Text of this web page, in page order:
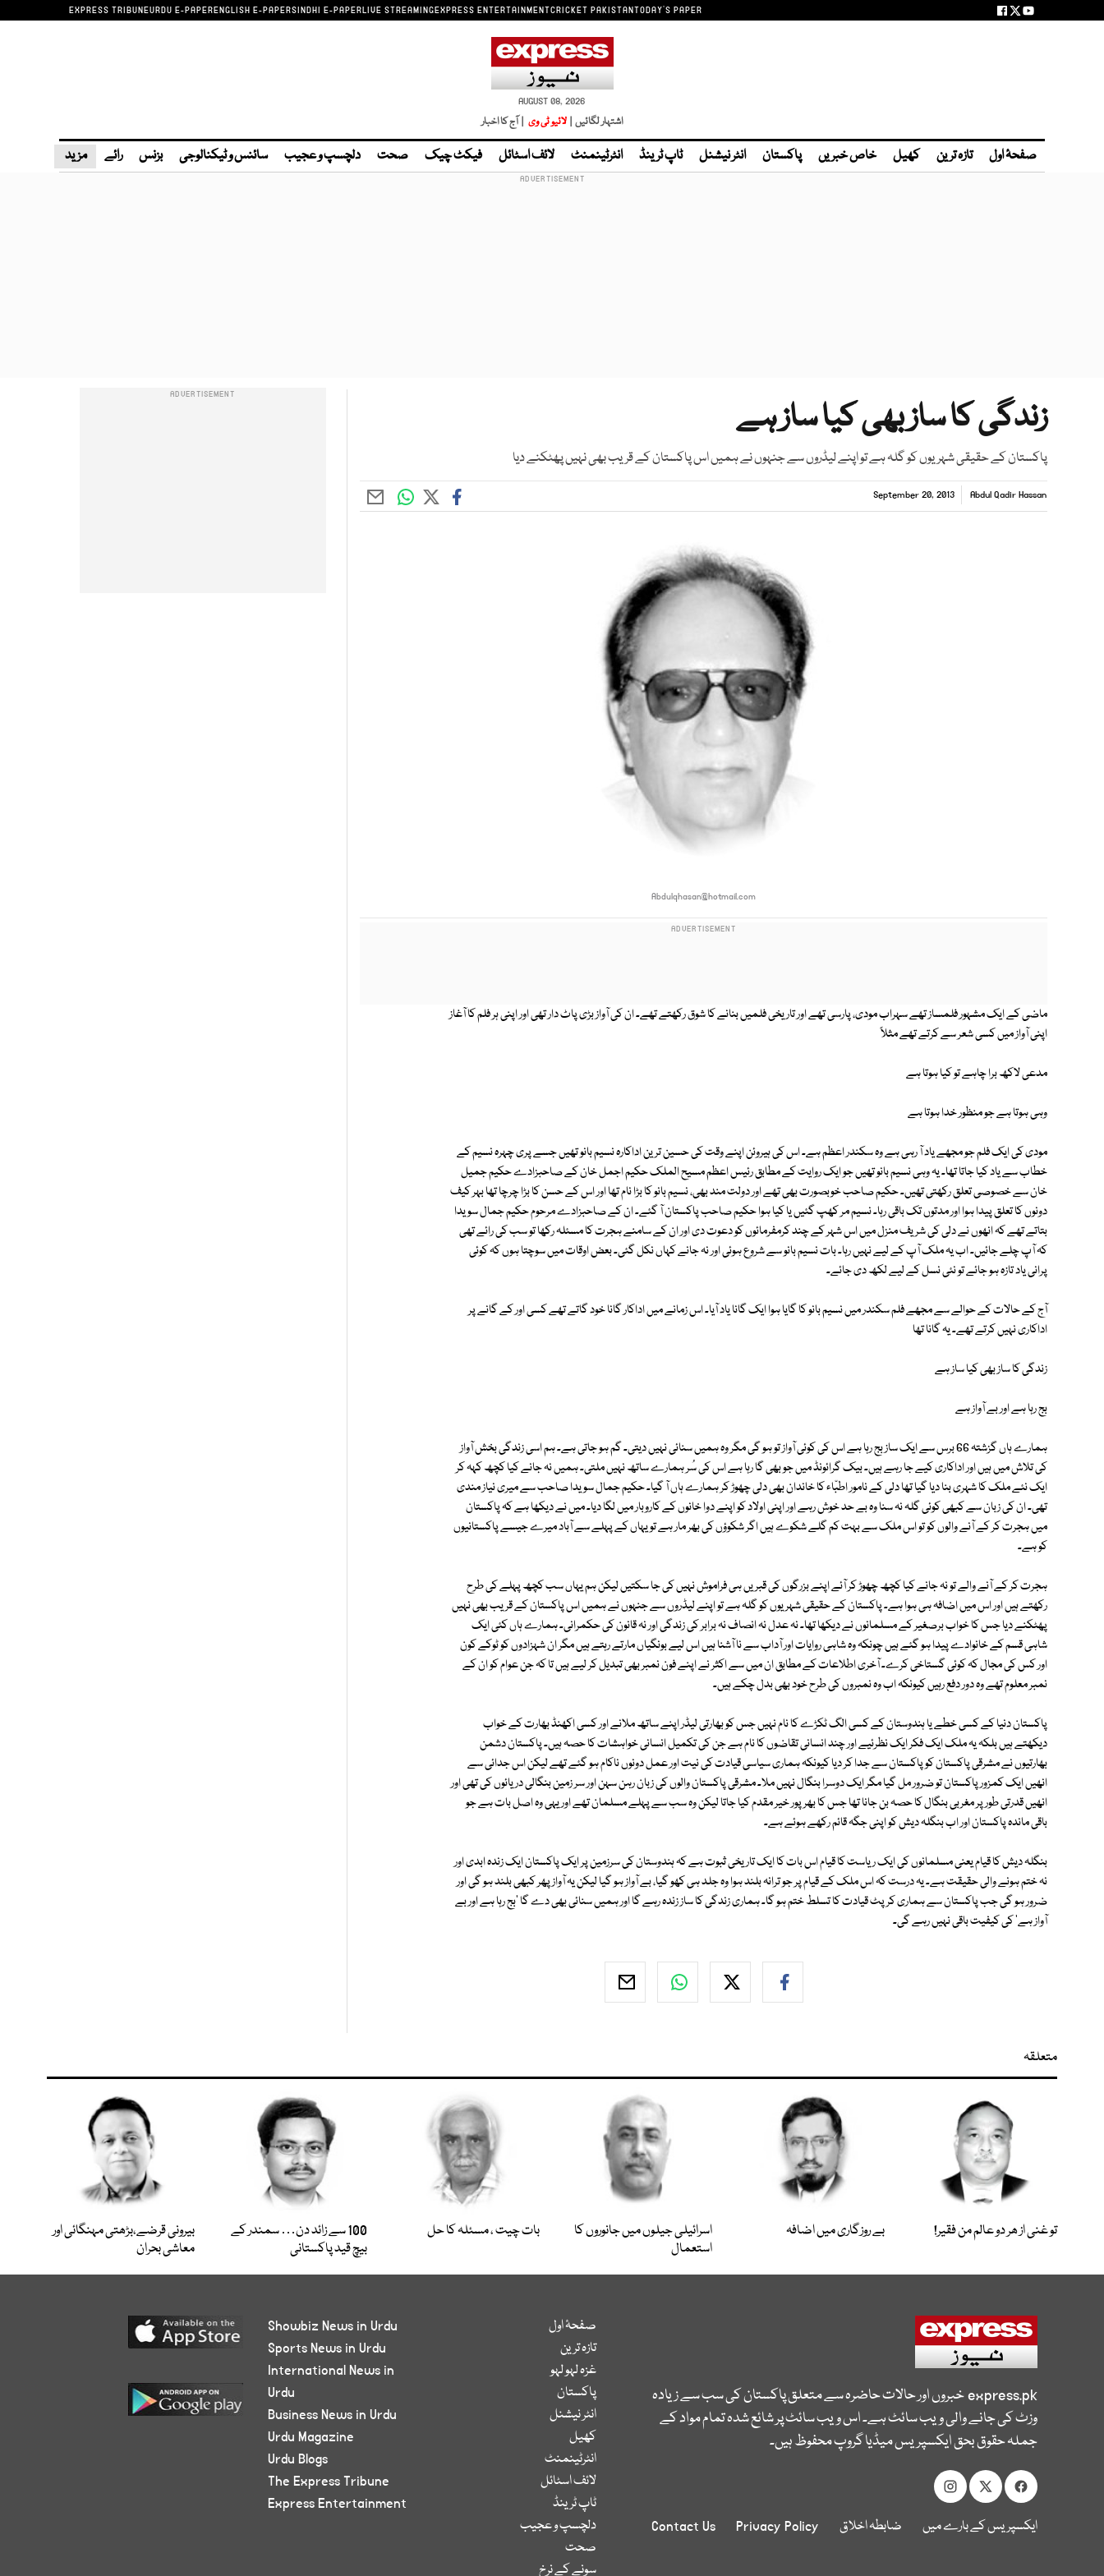
EXPRESS TRIBUNEURDU E-PAPERENGLISH E-PAPERSINDHI E-PAPERLIVE STREAMINGEXPRESS ENTERTAINMENTCRICKET PAKISTANTODAY'S PAPER
AUGUST 08, 2026
اشتہار لگائیں | لائیو ٹی وی | آج کا اخبار
صفحۂ اول تازہ ترین کھیل خاص خبریں پاکستان انٹر نیشنل ٹاپ ٹرینڈ انٹرٹینمنٹ لائف اسٹائل فیکٹ چیک صحت دلچسپ و عجیب سائنس و ٹیکنالوجی بزنس رائے مزید
زندگی کا ساز بھی کیا ساز ہے
پاکستان کے حقیقی شہریوں کو گلہ ہے تو اپنے لیڈروں سے جنہوں نے ہمیں اس پاکستان کے قریب بھی نہیں پھٹکنے دیا
Abdul Qadir Hassan
September 20, 2013
Abdulqhasan@hotmail.com
ماضی کے ایک مشہور فلمساز تھے سہراب مودی، پارسی تھے اور تاریخی فلمیں بنانے کا شوق رکھتے تھے۔ ان کی آواز بڑی پاٹ دار تھی اور اپنی ہر فلم کا آغاز
اپنی آواز میں کسی شعر سے کرتے تھے مثلاً
مدعی لاکھ برا چاہے تو کیا ہوتا ہے
وہی ہوتا ہے جو منظور خدا ہوتا ہے
مودی کی ایک فلم جو مجھے یاد آ رہی ہے وہ سکندر اعظم ہے۔ اس کی ہیروئن اپنے وقت کی حسین ترین اداکارہ نسیم بانو تھیں جسے پری چہرہ نسیم کے
خطاب سے یاد کیا جاتا تھا۔ یہ وہی نسیم بانو تھیں جو ایک روایت کے مطابق رئیس اعظم مسیح الملک حکیم اجمل خان کے صاحبزادے حکیم جمیل
خان سے خصوصی تعلق رکھتی تھیں۔ حکیم صاحب خوبصورت بھی تھے اور دولت مند بھی، نسیم بانو کا بڑا نام تھا اور اس کے حسن کا بڑا چرچا تھا بہر کیف
دونوں کا تعلق پیدا ہوا اور مدتوں تک باقی رہا۔ نسیم مر کھپ گئیں یا کیا ہوا حکیم صاحب پاکستان آ گئے۔ ان کے صاحبزادے مرحوم حکیم جمال سویدا
بتاتے تھے کہ انھوں نے دلی کی شریف منزل میں اس شہر کے چند کرمفرمائوں کو دعوت دی اور ان کے سامنے ہجرت کا مسئلہ رکھا تو سب کی رائے تھی
کہ آپ چلے جائیں۔ اب یہ ملک آپ کے لیے نہیں رہا۔ بات نسیم بانو سے شروع ہوئی اور نہ جانے کہاں نکل گئی۔ بعض اوقات میں سوچتا ہوں کہ کوئی
پرانی یاد تازہ ہو جائے تو نئی نسل کے لیے لکھ دی جائے۔
آج کے حالات کے حوالے سے مجھے فلم سکندر میں نسیم بانو کا گایا ہوا ایک گانا یاد آیا۔ اس زمانے میں اداکار گانا خود گاتے تھے کسی اور کے گانے پر
اداکاری نہیں کرتے تھے۔ یہ گانا تھا
زندگی کا ساز بھی کیا ساز ہے
بج رہا ہے اور بے آواز ہے
ہمارے ہاں گزشتہ 66 برس سے ایک ساز بج رہا ہے اس کی کوئی آواز تو ہو گی مگر وہ ہمیں سنائی نہیں دیتی۔ گم ہو جاتی ہے۔ ہم اسی زندگی بخش آواز
کی تلاش میں ہیں اور اداکاری کیے جا رہے ہیں۔ بیک گرائونڈ میں جو بھی گا رہا ہے اس کی سُر ہمارے ساتھ نہیں ملتی۔ ہمیں نہ جانے کیا کچھ کہہ کر
ایک نئے ملک کا شہری بنا دیا گیا تھا دلی کے نامور اطبّاء کا خاندان بھی دلی چھوڑ کر ہمارے ہاں آ گیا۔ حکیم جمال سویدا صاحب سے میری نیاز مندی
تھی۔ ان کی زبان سے کبھی کوئی گلہ نہ سنا وہ بے حد خوش رہے اور اپنی اولاد کو اپنے دوا خانوں کے کاروبار میں لگا دیا۔ میں نے دیکھا ہے کہ پاکستان
میں ہجرت کر کے آنے والوں کو تو اس ملک سے بہت کم گلے شکوے ہیں اگر شکوؤں کی بھر مار ہے تو یہاں کے پہلے سے آباد میرے جیسے پاکستانیوں
کو ہے۔
ہجرت کر کے آنے والے تو نہ جانے کیا کچھ چھوڑ کر آئے اپنے بزرگوں کی قبریں ہی فراموش نہیں کی جا سکتیں لیکن ہم یہاں سب کچھ پہلے کی طرح
رکھتے ہیں اور اس میں اضافہ ہی ہوا ہے۔ پاکستان کے حقیقی شہریوں کو گلہ ہے تو اپنے لیڈروں سے جنہوں نے ہمیں اس پاکستان کے قریب بھی نہیں
پھٹکنے دیا جس کا خواب برصغیر کے مسلمانوں نے دیکھا تھا۔ نہ عدل نہ انصاف نہ برابر کی زندگی اور نہ قانون کی حکمرانی۔ ہمارے ہاں کئی ایک
شاہی قسم کے خانوادے پیدا ہو گئے ہیں چونکہ وہ شاہی روایات اور آداب سے نا آشنا ہیں اس لیے بونگیاں مارتے رہتے ہیں مگر ان شہزادوں کو ٹوکے کون
اور کس کی مجال کہ کوئی گستاخی کرے۔ آخری اطلاعات کے مطابق ان میں سے اکثر نے اپنے فون نمبر بھی تبدیل کر لیے ہیں تا کہ جن عوام کو ان کے
نمبر معلوم تھے وہ دور دفع رہیں کیونکہ اب وہ نمبروں کی طرح خود بھی بدل چکے ہیں۔
پاکستان دنیا کے کسی خطے یا ہندوستان کے کسی الگ ٹکڑے کا نام نہیں جس کو بھارتی لیڈر اپنے ساتھ ملانے اور کسی اکھنڈ بھارت کے خواب
دیکھتے ہیں بلکہ یہ ملک ایک فکر ایک نظرئیے اور چند انسانی تقاضوں کا نام ہے جن کی تکمیل انسانی خواہشات کا حصہ ہیں۔ پاکستان دشمن
بھارتیوں نے مشرقی پاکستان کو پاکستان سے جدا کر دیا کیونکہ ہماری سیاسی قیادت کی نیت اور عمل دونوں ناکام ہو گئے تھے لیکن اس جدائی سے
انھیں ایک کمزور پاکستان تو ضرور مل گیا مگر ایک دوسرا بنگال نہیں ملا۔ مشرقی پاکستان والوں کی زبان رہن سہن اور سر زمین بنگالی دریائوں کی تھی اور
انھیں قدرتی طور پر مغربی بنگال کا حصہ بن جانا تھا جس کا بھرپور خیر مقدم کیا جاتا لیکن وہ سب سے پہلے مسلمان تھے اور یہی وہ اصل بات ہے جو
باقی ماندہ پاکستان اور اب بنگلہ دیش کو اپنی جگہ قائم رکھے ہوئے ہے۔
بنگلہ دیش کا قیام یعنی مسلمانوں کی ایک ریاست کا قیام اس بات کا ایک تاریخی ثبوت ہے کہ ہندوستان کی سرزمین پر ایک پاکستان ایک زندہ ابدی اور
نہ ختم ہونے والی حقیقت ہے۔ یہ درست کہ اس ملک کے قیام پر جو ترانہ بلند ہوا وہ جلد ہی کھو گیا، بے آواز ہو گیا لیکن یہ آواز پھر کبھی بلند ہو گی اور
ضرور ہو گی جب پاکستان سے ہماری کرپٹ قیادت کا تسلط ختم ہو گا۔ ہماری زندگی کا ساز زندہ رہے گا اور ہمیں سنائی بھی دے گا 'بج رہا ہے اور بے
آواز ہے' کی کیفیت باقی نہیں رہے گی۔
متعلقہ
تو غنی از ھر دو عالم من فقیر! بے روزگاری میں اضافہ
اسرائیلی جیلوں میں جانوروں کا
استعمال
بات چیت ، مسئلہ کا حل
100 سے زائد دن… سمندر کے
بیچ قید پاکستانی
بیرونی قرضے،بڑھتی مہنگائی اور
معاشی بحران
express.pkخبروں اور حالات حاضرہ سے متعلق پاکستان کی سب سے زیادہ
وزٹ کی جانے والی ویب سائٹ ہے۔ اس ویب سائٹ پر شائع شدہ تمام مواد کے
جملہ حقوق بحق ایکسپریس میڈیا گروپ محفوظ ہیں۔
ایکسپریس کے بارے میں ضابطہ اخلاق Privacy Policy
Contact Us
صفحۂ اول
تازہ ترین
غزہ لہو لہو
پاکستان
انٹر نیشنل
کھیل
انٹرٹینمنٹ
لائف اسٹائل
ٹاپ ٹرینڈ
دلچسپ و عجیب
صحت
سونے کے نرخ
Showbiz News in Urdu
Sports News in Urdu
International News in
Urdu
Business News in Urdu
Urdu Magazine
Urdu Blogs
The Express Tribune
Express Entertainment